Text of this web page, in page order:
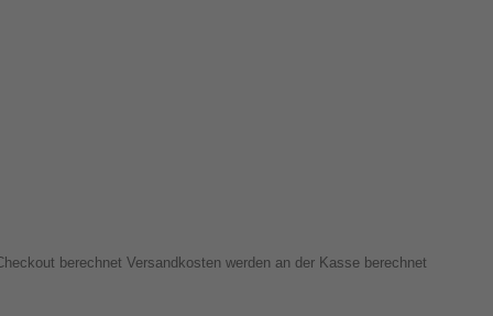
berechnet Versandkosten werden an der Kasse berechnet